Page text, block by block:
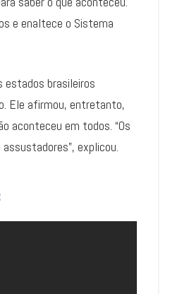
e enaltece o Sistema
estados brasileiros
Ele afirmou, entretanto,
aconteceu em todos. “Os
explicou.